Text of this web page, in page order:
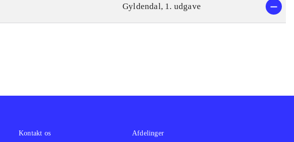
Gyldendal, 1. udgave
Kontakt os Afdelinger